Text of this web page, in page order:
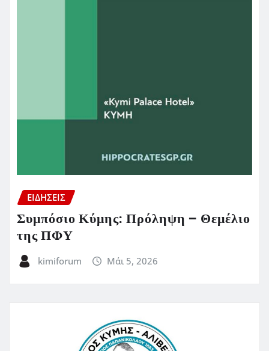
ΕΙΔΗΣΕΙΣ
Συμπόσιο Κύμης: Πρόληψη – Θεμέλιο
της ΠΦΥ
kimiforum Μάι 5, 2026